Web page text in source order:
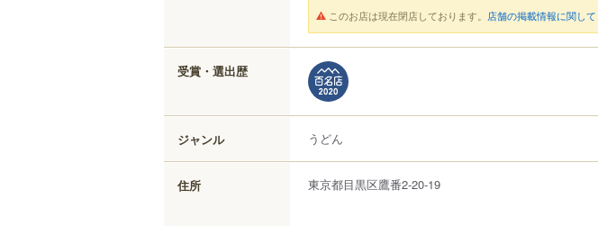
このお店は現在閉店しております。 店舗の掲載情報に関して
受賞・選出歴
ジャンル うどん
住所 東京都目黒区鷹番2-20-19